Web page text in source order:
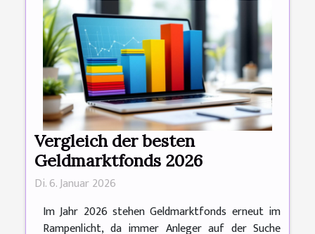
Vergleich der besten
Geldmarktfonds 2026
Di. 6. Januar 2026
Im Jahr 2026 stehen Geldmarktfonds erneut im
Rampenlicht, da immer Anleger auf der Suche